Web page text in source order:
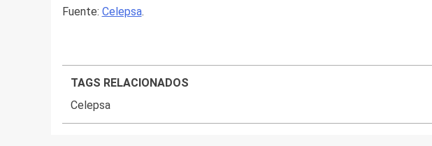
Fuente: Celepsa.
TAGS RELACIONADOS
Celepsa